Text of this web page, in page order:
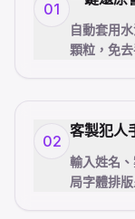
01
自動套用
顆粒，免
02
客製犯人
輸入姓名
局字體排版